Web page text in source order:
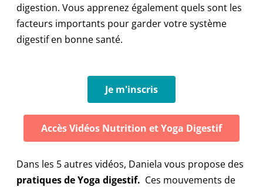
digestion. Vous apprenez également quels sont les
facteurs importants pour garder votre système
digestif en bonne santé.
Je m'inscris
Accès Vidéos Nutrition et Yoga Digestif
Dans les 5 autres vidéos, Daniela vous propose des
pratiques de Yoga digestif. Ces mouvements de